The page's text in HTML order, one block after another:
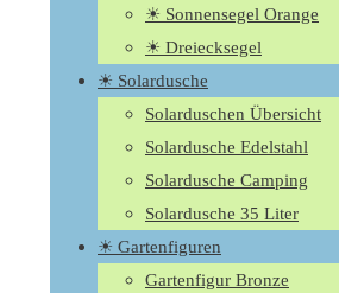
☀ Sonnensegel Orange
☀ Dreiecksegel
☀ Solardusche
Solarduschen Übersicht
Solardusche Edelstahl
Solardusche Camping
Solardusche 35 Liter
☀ Gartenfiguren
Gartenfigur Bronze